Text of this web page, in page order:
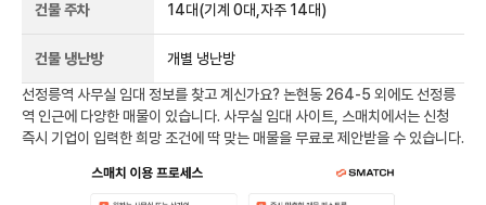
건물 주차 14대(기계 0대,자주 14대)
건물 냉난방 개별 냉난방
선정릉역 사무실 임대 정보를 찾고 계신가요? 논현동 264-5 외에도 선정릉
역 인근에 다양한 매물이 있습니다. 사무실 임대 사이트, 스매치에서는 신청
즉시 기업이 입력한 희망 조건에 딱 맞는 매물을 무료로 제안받을 수 있습니다.